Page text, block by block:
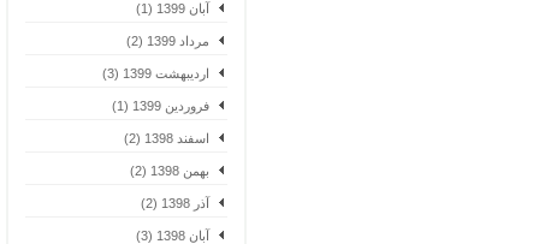
آبان 1399 (1)
مرداد 1399 (2)
اردیبهشت 1399 (3)
فروردین 1399 (1)
اسفند 1398 (2)
بهمن 1398 (2)
آذر 1398 (2)
آبان 1398 (3)